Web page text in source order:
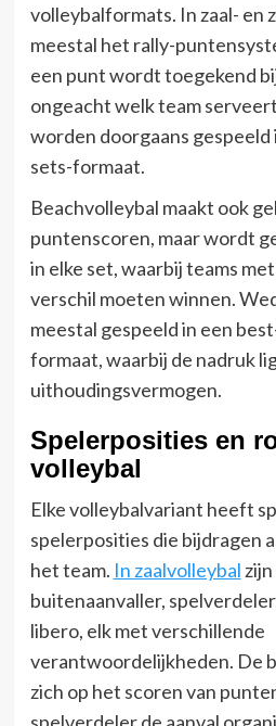
volleybalformats. In zaal- en
meestal het rally-
een punt wordt toegekend
ongeacht welk team
worden doorgaans
sets-formaat.
Beachvolleybal maakt ook
puntenscoren, maar wordt
in elke set, waarbij teams
verschil moeten winnen.
meestal gespeeld in een
formaat, waarbij de nadruk
uithoudingsvermogen.
Spelerposities en
volleybal
Elke volleybalvariant heeft
spelerposities die bijdragen
het team. In zaalvolleybal
buitenaanvaller,
libero, elk met verschillende
verantwoordelijkheden. De
zich op het scoren van